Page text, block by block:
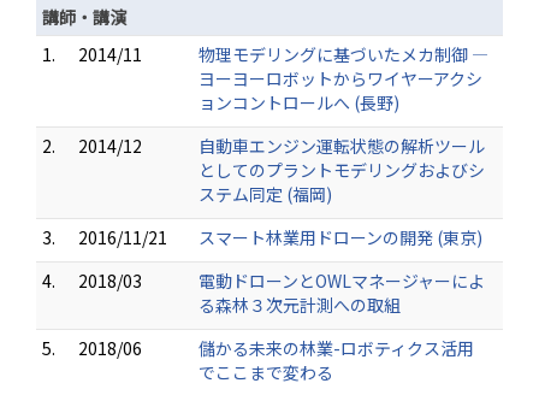
講師・講演
1.
2014/11
物理モデリングに基づいたメカ制御 ―
ヨーヨーロボットからワイヤーアクシ
ョンコントロールへ (長野)
2.
2014/12
自動車エンジン運転状態の解析ツール
としてのプラントモデリングおよびシ
ステム同定 (福岡)
3.
2016/11/21
スマート林業用ドローンの開発 (東京)
4.
2018/03
電動ドローンとOWLマネージャーによ
る森林３次元計測への取組
5.
2018/06
儲かる未来の林業-ロボティクス活用
でここまで変わる